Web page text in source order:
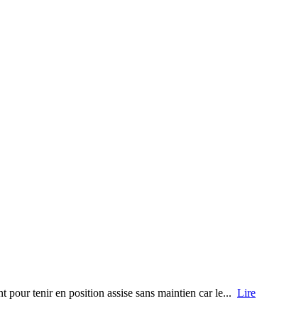
tenir en position assise sans maintien car le... Lire